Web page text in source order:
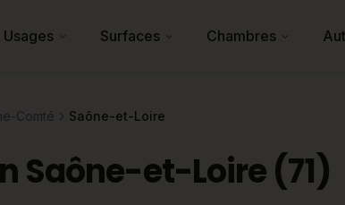
Usages Surfaces Chambres
Comté Saône-et-Loire
Saône-et-Loire (71)